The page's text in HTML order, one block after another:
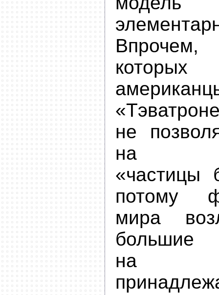
не
на
«частицы
потому
мира
на